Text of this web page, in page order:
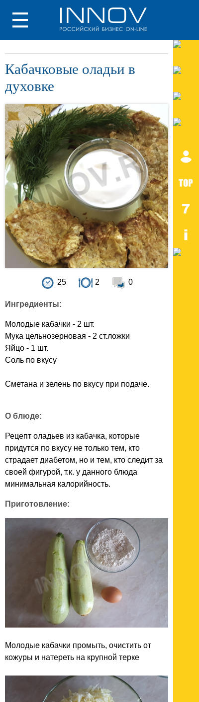
Кабачковые оладьи в
духовке
25 2 0
Ингредиенты:
Молодые кабачки - 2 шт.
Мука цельнозерновая - 2 ст.ложки
Яйцо - 1 шт.
Соль по вкусу
Сметана и зелень по вкусу при подаче.
О блюде:
Рецепт оладьев из кабачка, которые
придутся по вкусу не только тем, кто
страдает диабетом, но и тем, кто следит за
своей фигурой, т.к. у данного блюда
минимальная калорийность.
Приготовление:
Молодые кабачки промыть, очистить от
кожуры и натереть на крупной терке